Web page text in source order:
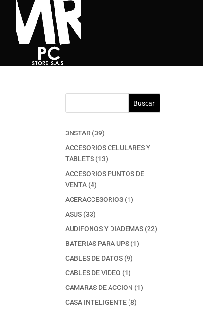
Buscar
3NSTAR 3939
productos
ACCESORIOS CELULARES Y
TABLETS 1313
productos
ACCESORIOS PUNTOS DE
VENTA 44
productos
ACERACCESORIOS 11
ASUS 3333
productos
AUDIFONOS Y DIADEMAS 2222
BATERIAS PARA UPS 11
CABLES DE DATOS 99
CABLES DE VIDEO 11
producto
CAMARAS DE ACCION 11
CASA INTELIGENTE 88